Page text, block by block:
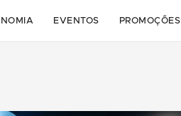
EVENTOS PROMOÇÕES